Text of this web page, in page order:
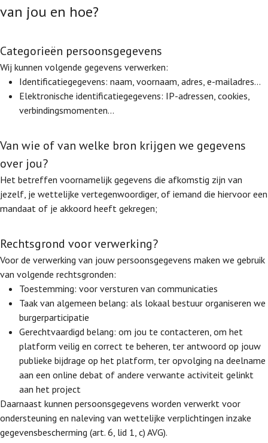
van jou en hoe?
Categorieën persoonsgegevens
Wij kunnen volgende gegevens verwerken:
Identificatiegegevens: naam, voornaam, adres, e-mailadres…
Elektronische identificatiegegevens: IP-adressen, cookies,
verbindingsmomenten…
Van wie of van welke bron krijgen we gegevens
over jou?
Het betreffen voornamelijk gegevens die afkomstig zijn van
jezelf, je wettelijke vertegenwoordiger, of iemand die hiervoor een
mandaat of je akkoord heeft gekregen;
Rechtsgrond voor verwerking?
Voor de verwerking van jouw persoonsgegevens maken we gebruik
van volgende rechtsgronden:
Toestemming: voor versturen van communicaties
Taak van algemeen belang: als lokaal bestuur organiseren we
burgerparticipatie
Gerechtvaardigd belang: om jou te contacteren, om het
platform veilig en correct te beheren, ter antwoord op jouw
publieke bijdrage op het platform, ter opvolging na deelname
aan een online debat of andere verwante activiteit gelinkt
aan het project
Daarnaast kunnen persoonsgegevens worden verwerkt voor
ondersteuning en naleving van wettelijke verplichtingen inzake
gegevensbescherming (art. 6, lid 1, c) AVG).